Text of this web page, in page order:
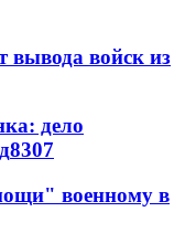
вывода войск из
дело
8307
военному в